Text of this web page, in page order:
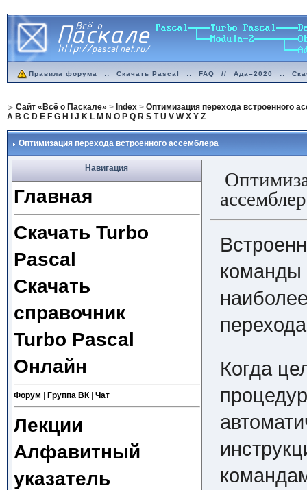
Правила форума :: Скачать Pascal :: FAQ // Ада–2020 ::
Сайт «Всё о Паскале» > Index> Оптимизация перехода встроенного
A B C D E F G H J K L M N O P Q R S T U V W X Y Z
Оптимизация перехода встроенного ассемблера
Навигация
Главная
Скачать Turbo
Pascal
Скачать
справочник
Turbo Pascal
Онлайн
Форум Группа ВК| Чат
Лекции
Алфавитный
указатель
команды
Когда